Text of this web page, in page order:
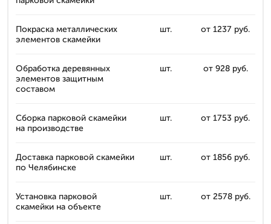
Покраска металлических
элементов скамейки
шт. от 1237 руб.
Обработка деревянных
элементов защитным
составом
шт. от 928 руб.
Сборка парковой скамейки
на производстве
шт. от 1753 руб.
Доставка парковой скамейки
по Челябинске
шт. от 1856 руб.
Установка парковой
скамейки на объекте
шт. от 2578 руб.